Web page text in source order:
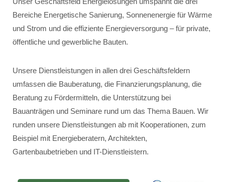
Bereiche Energetische Sanierung, Sonnenenergie für Wärme
und Strom und die effiziente Energieversorgung – für private,
öffentliche und gewerbliche Bauten.
Unsere Dienstleistungen in allen drei Geschäftsfeldern
umfassen die Bauberatung, die Finanzierungsplanung, die
Beratung zu Fördermitteln, die Unterstützung bei
Bauanträgen und Seminare rund um das Thema Bauen. Wir
runden unsere Dienstleistungen ab mit Kooperationen, zum
Beispiel mit Energieberatern, Architekten,
Gartenbaubetrieben und IT-Dienstleistern.